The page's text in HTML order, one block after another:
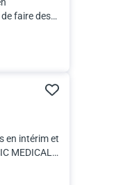
faire des
en intérim et